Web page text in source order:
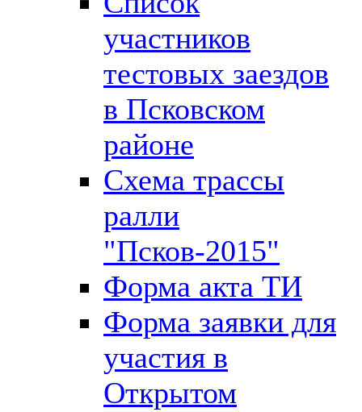
участников
тестовых заездов
в Псковском
районе
Схема трассы
ралли
"Псков-2015"
Форма акта ТИ
Форма заявки для
участия в
Открытом